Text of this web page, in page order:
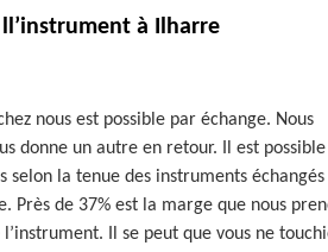
à Ilharre
nous est possible par échange. Nous
donne un autre en retour. Il est
selon la tenue des instruments échangés
Près de 37% est la marge que nous
Il se peut que vous ne